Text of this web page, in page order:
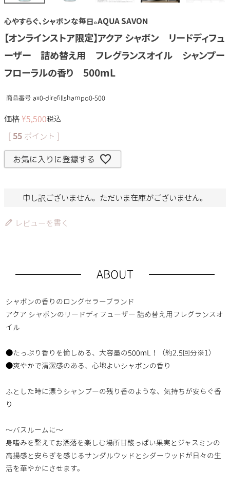
心やすらぐ、シャボンな毎日。AQUA SAVON
【オンラインストア限定】アクア シャボン リードディフュ
ーザー 詰め替え用 フレグランスオイル シャンプー
フローラルの香り 500mL
商品番号 ax0-direfillshampo0-500
価格 ¥5,500税込
55 ポイント ]
お気に入りに登録する
申し訳ございません。ただいま在庫がございません。
レビューを書く
ABOUT
シャボンの香りのロングセラーブランド
アクア シャボンのリードディフューザー 詰め替え用フレグランスオ
イル
●たっぷり香りを愉しめる、大容量の500mL！（約2.5回分※1）
●爽やかで清潔感のある、心地よいシャボンの香り
ふとした時に漂うシャンプーの残り香のような、気持ちが安らぐ香
り
～バスルームに～
身嗜みを整えてお洒落を楽しむ場所甘酸っぱい果実とジャスミンの
高揚感と安らぎを感じるサンダルウッドとシダーウッドが日々の生
活を華やかにさせます。